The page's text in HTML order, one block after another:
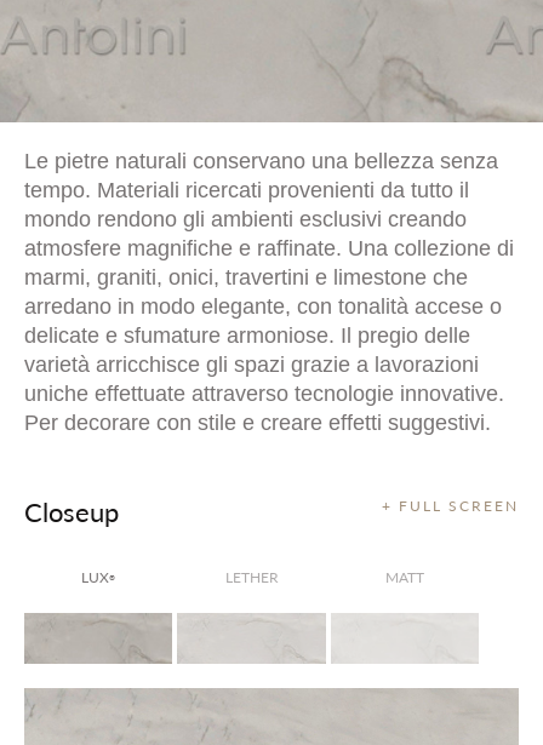
Le pietre naturali conservano una bellezza senza
tempo. Materiali ricercati provenienti da tutto il
mondo rendono gli ambienti esclusivi creando
atmosfere magnifiche e raffinate. Una collezione di
marmi, graniti, onici, travertini e limestone che
arredano in modo elegante, con tonalità accese o
delicate e sfumature armoniose. Il pregio delle
varietà arricchisce gli spazi grazie a lavorazioni
uniche effettuate attraverso tecnologie innovative.
Per decorare con stile e creare effetti suggestivi.
+ FULL SCREEN
Closeup
LUX® LETHER MATT